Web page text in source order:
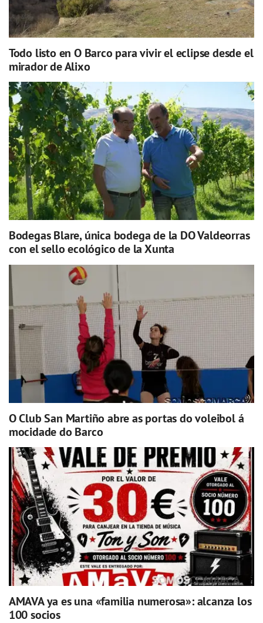
Todo listo en O Barco para vivir el eclipse desde el
mirador de Alixo
Bodegas Blare, única bodega de la DO Valdeorras
con el sello ecológico de la Xunta
O Club San Martiño abre as portas do voleibol á
mocidade do Barco
AMAVA ya es una «familia numerosa»: alcanza los
100 socios